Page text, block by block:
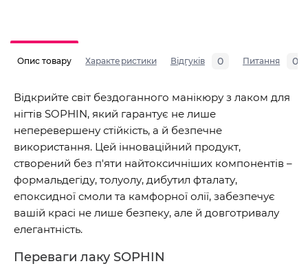
Опис товару Характеристики Відгуків 0 Питання 0
Відкрийте світ бездоганного манікюру з лаком для
нігтів SOPHIN, який гарантує не лише
неперевершену стійкість, а й безпечне
використання. Цей інноваційний продукт,
створений без п'яти найтоксичніших компонентів –
формальдегіду, толуолу, дибутил фталату,
епоксидної смоли та камфорної олії, забезпечує
вашій красі не лише безпеку, але й довготривалу
елегантність.
Переваги лаку SOPHIN